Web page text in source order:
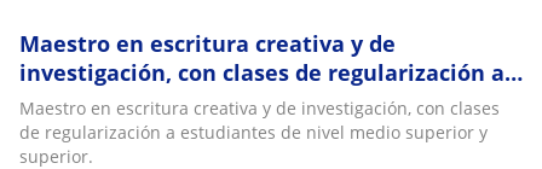
Maestro en escritura creativa y de
investigación, con clases de regularización a
estudiantes de nivel medio superior y
superior
Maestro en escritura creativa y de investigación, con clases
de regularización a estudiantes de nivel medio superior y
superior.